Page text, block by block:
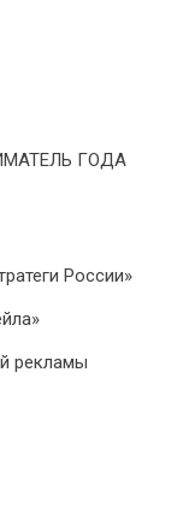
ГОДА
России»
рекламы